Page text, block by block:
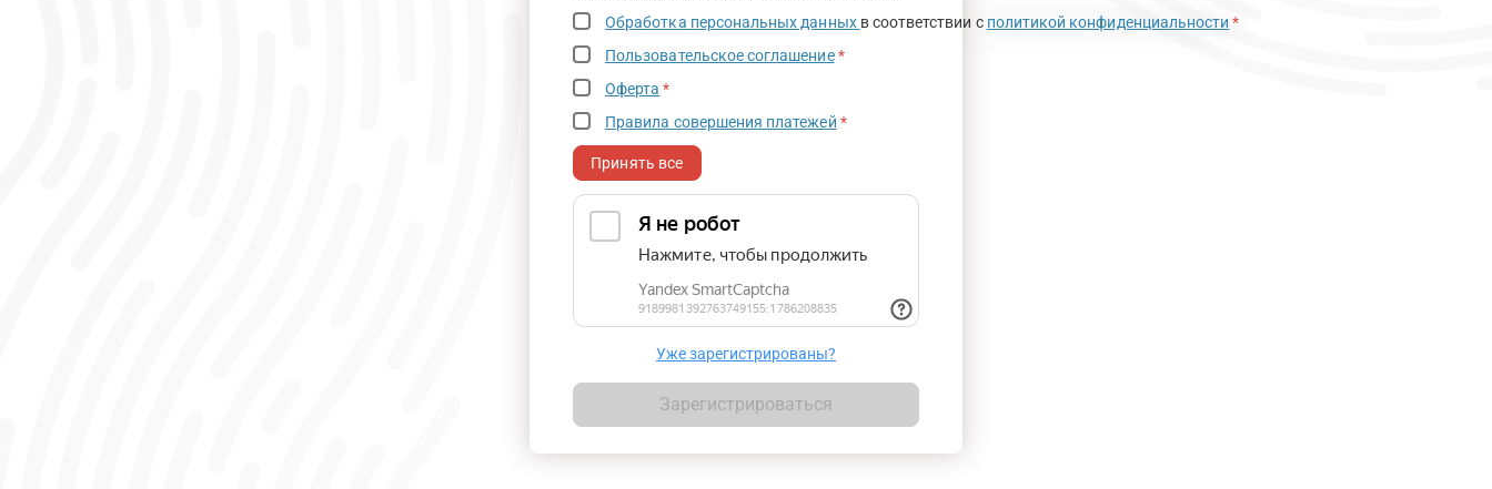
Обработка персональных данных в соответствии с политикой конфиденциальности *
Пользовательское соглашение *
Оферта *
Правила совершения платежей *
Принять все
Уже зарегистрированы?
Зарегистрироваться